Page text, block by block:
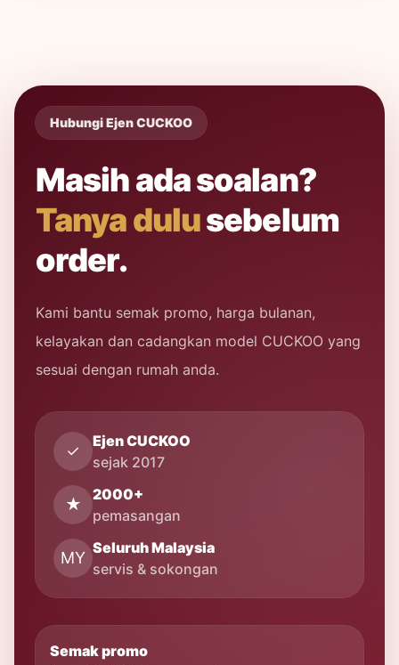
Hubungi Ejen CUCKOO
Masih ada soalan?
Tanya dulusebelum
order.
Kami bantu semak promo, harga bulanan,
kelayakan dan cadangkan model CUCKOO yang
sesuai dengan rumah anda.
✓
Ejen CUCKOO
sejak 2017
★
2000+
pemasangan
MY
Seluruh Malaysia
servis & sokongan
Semak promo